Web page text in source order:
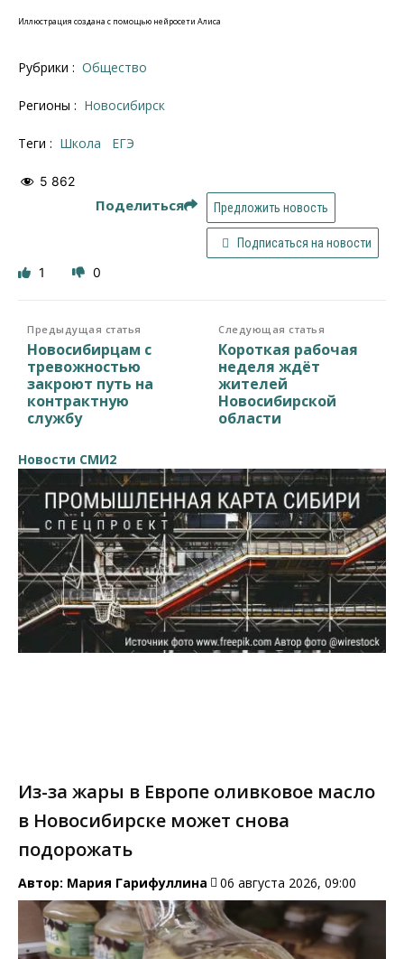
Иллюстрация создана с помощью нейросети Алиса
Рубрики : Общество
Регионы : Новосибирск
Теги : школа ЕГЭ
5 862
Поделиться Предложить новость
Подписаться на новости
1 0
Предыдущая статья
Новосибирцам с
тревожностью
закроют путь на
контрактную
службу
Следующая статья
Короткая рабочая
неделя ждёт
жителей
Новосибирской
области
Новости СМИ2
Из-за жары в Европе оливковое масло
в Новосибирске может снова
подорожать
Автор: Мария Гарифуллина 06 августа 2026, 09:00